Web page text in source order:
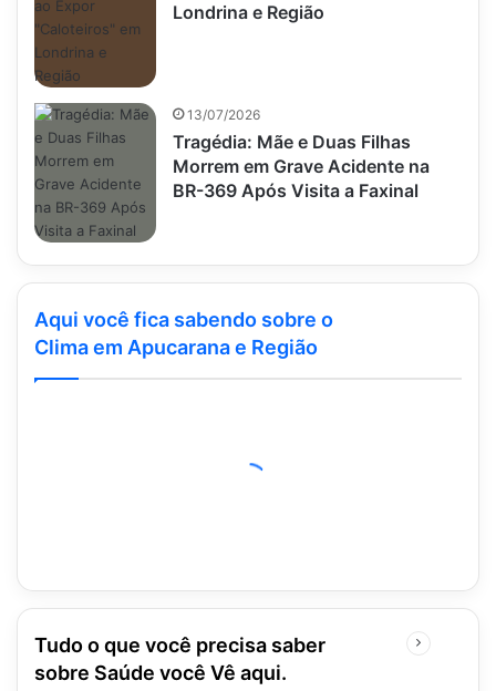
Londrina e Região
13/07/2026
Tragédia: Mãe e Duas Filhas
Morrem em Grave Acidente na
BR-369 Após Visita a Faxinal
Aqui você fica sabendo sobre o
Clima em Apucarana e Região
Tudo o que você precisa saber
sobre Saúde você Vê aqui.
Próxima